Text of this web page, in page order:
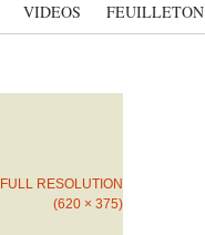
VIDEOS FEUILLETON
FULL RESOLUTION
(620 × 375)